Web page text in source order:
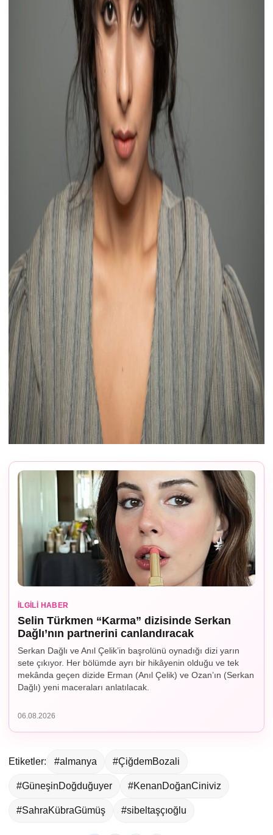
İLGILI HABER
Selin Türkmen “Karma” dizisinde Serkan
Dağlı’nın partnerini canlandıracak
Serkan Dağlı ve Anıl Çelik’in başrolünü oynadığı dizi yarın
sete çıkıyor. Her bölümde ayrı bir hikâyenin olduğu ve tek
mekânda geçen dizide Erman (Anıl Çelik) ve Ozan’ın (Serkan
Dağlı) yeni maceraları anlatılacak.
06.08.2026
Etiketler: #almanya #ÇiğdemBozali
#GüneşinDoğduğuyer #KenanDoğanCiniviz
#SahraKübraGümüş #sibeltaşçıoğlu